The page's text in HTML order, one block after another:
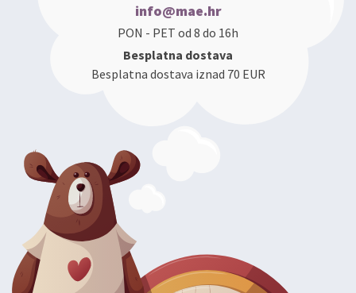
info@mae.hr
PON - PET od 8 do 16h
Besplatna dostava
Besplatna dostava iznad 70 EUR